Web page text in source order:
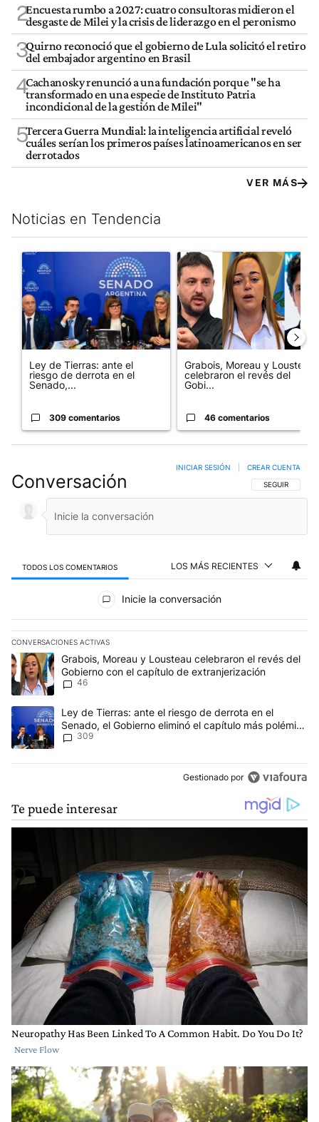
2Encuesta rumbo a 2027: cuatro consultoras midieron el
desgaste de Milei y la crisis de liderazgo en el peronismo
3Quirno reconoció que el gobierno de Lula solicitó el retiro
del embajador argentino en Brasil
4Cachanosky renunció a una fundación porque "se ha
transformado en una especie de Instituto Patria
incondicional de la gestión de Milei"
5Tercera Guerra Mundial: la inteligencia artificial reveló
cuáles serían los primeros países latinoamericanos en ser
derrotados
VER MÁS
Noticias en Tendencia
Este listado muestra los artículos con más comentarios en los
Un artículo de tendencia con el título "Ley de Tierras: ante el
Ley de Tierras: ante el
riesgo de derrota en el
Senado,...
309 comentarios
Un artículo de tendencia con
Grabois, Moreau y Lousteau
celebraron el revés del
Gobi...
46 comentarios
Conversación SIGA ESTA
SEGUIR
INICIAR SESIÓN CREAR CUENTA
TODOS LOS COMENTARIOS LOS MÁS RECIENTES
Inicie la conversación
CONVERSACIONES ACTIVAS
Este listado muestra los artículos con más comentarios en los
Un artículo de tendencia con el título "Grabois, Moreau y
Grabois, Moreau y Lousteau celebraron el revés del
Gobierno con el capítulo de extranjerización
46
Un artículo de tendencia con el título "Ley de Tierras: ante el
Ley de Tierras: ante el riesgo de derrota en el
Senado, el Gobierno eliminó el capítulo más polémico
del proyecto
309
Gestionado por